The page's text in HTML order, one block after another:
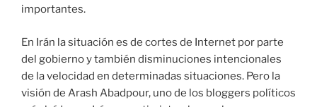
importantes.
En Irán la situación es de cortes de Internet por parte
del gobierno y también disminuciones intencionales
de la velocidad en determinadas situaciones. Pero la
visión de Arash Abadpour, uno de los bloggers políticos